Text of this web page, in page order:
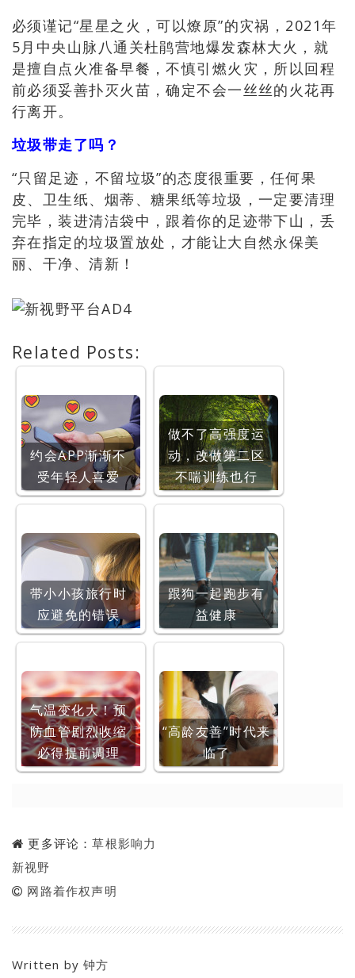
必须谨记“星星之火，可以燎原”的灾祸，2021年
5月中央山脉八通关杜鹃营地爆发森林大火，就
是擅自点火准备早餐，不慎引燃火灾，所以回程
前必须妥善扑灭火苗，确定不会一丝丝的火花再
行离开。
垃圾带走了吗？
“只留足迹 ， 不留垃圾”的态度很重要 ，任何果
皮、卫生纸、烟蒂、糖果纸等垃圾，一定要清理
完毕，装进清洁袋中，跟着你的足迹带下山，丢
弃在指定的垃圾置放处，才能让大自然永保美
丽、干净、清新！
Related Posts:
约会APP渐渐不
受年轻人喜爱
做不了高强度运
动，改做第二区
不喘训练也行
带小小孩旅行时
应避免的错误
跟狗一起跑步有
益健康
气温变化大！预
防血管剧烈收缩
必得提前调理
“高龄友善”时代来
临了
更多评论：草根影响力
新视野
网路着作权声明
Written by钟方